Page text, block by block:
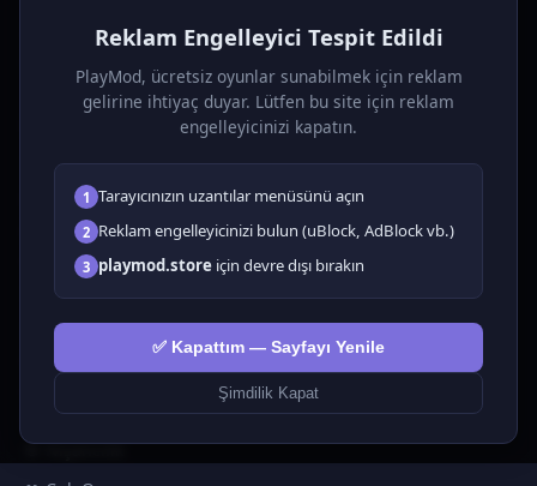
Reklam Engelleyici Tespit Edildi
PlayMod, ücretsiz oyunlar sunabilmek için reklam
gelirine ihtiyaç duyar. Lütfen bu site için reklam
engelleyicinizi kapatın.
1 Tarayıcınızın uzantılar menüsünü açın
2 Reklam engelleyicinizi bulun (uBlock, AdBlock vb.)
3 playmod.store için devre dışı bırakın
✅ Kapattım — Sayfayı Yenile
Şimdilik Kapat
Ücretsiz online HTML5 oyunlar! Aksiyon, bulmaca, spor ve
Tüm Oyunlar
🗺️ Macera
🧩 Bulmacalar
🎮 Tıklayıcı
💅 Kızlar
🕹️ Arcade
🎮 Hypercasual
🎮 Erkekler
🎯 Nişancılık